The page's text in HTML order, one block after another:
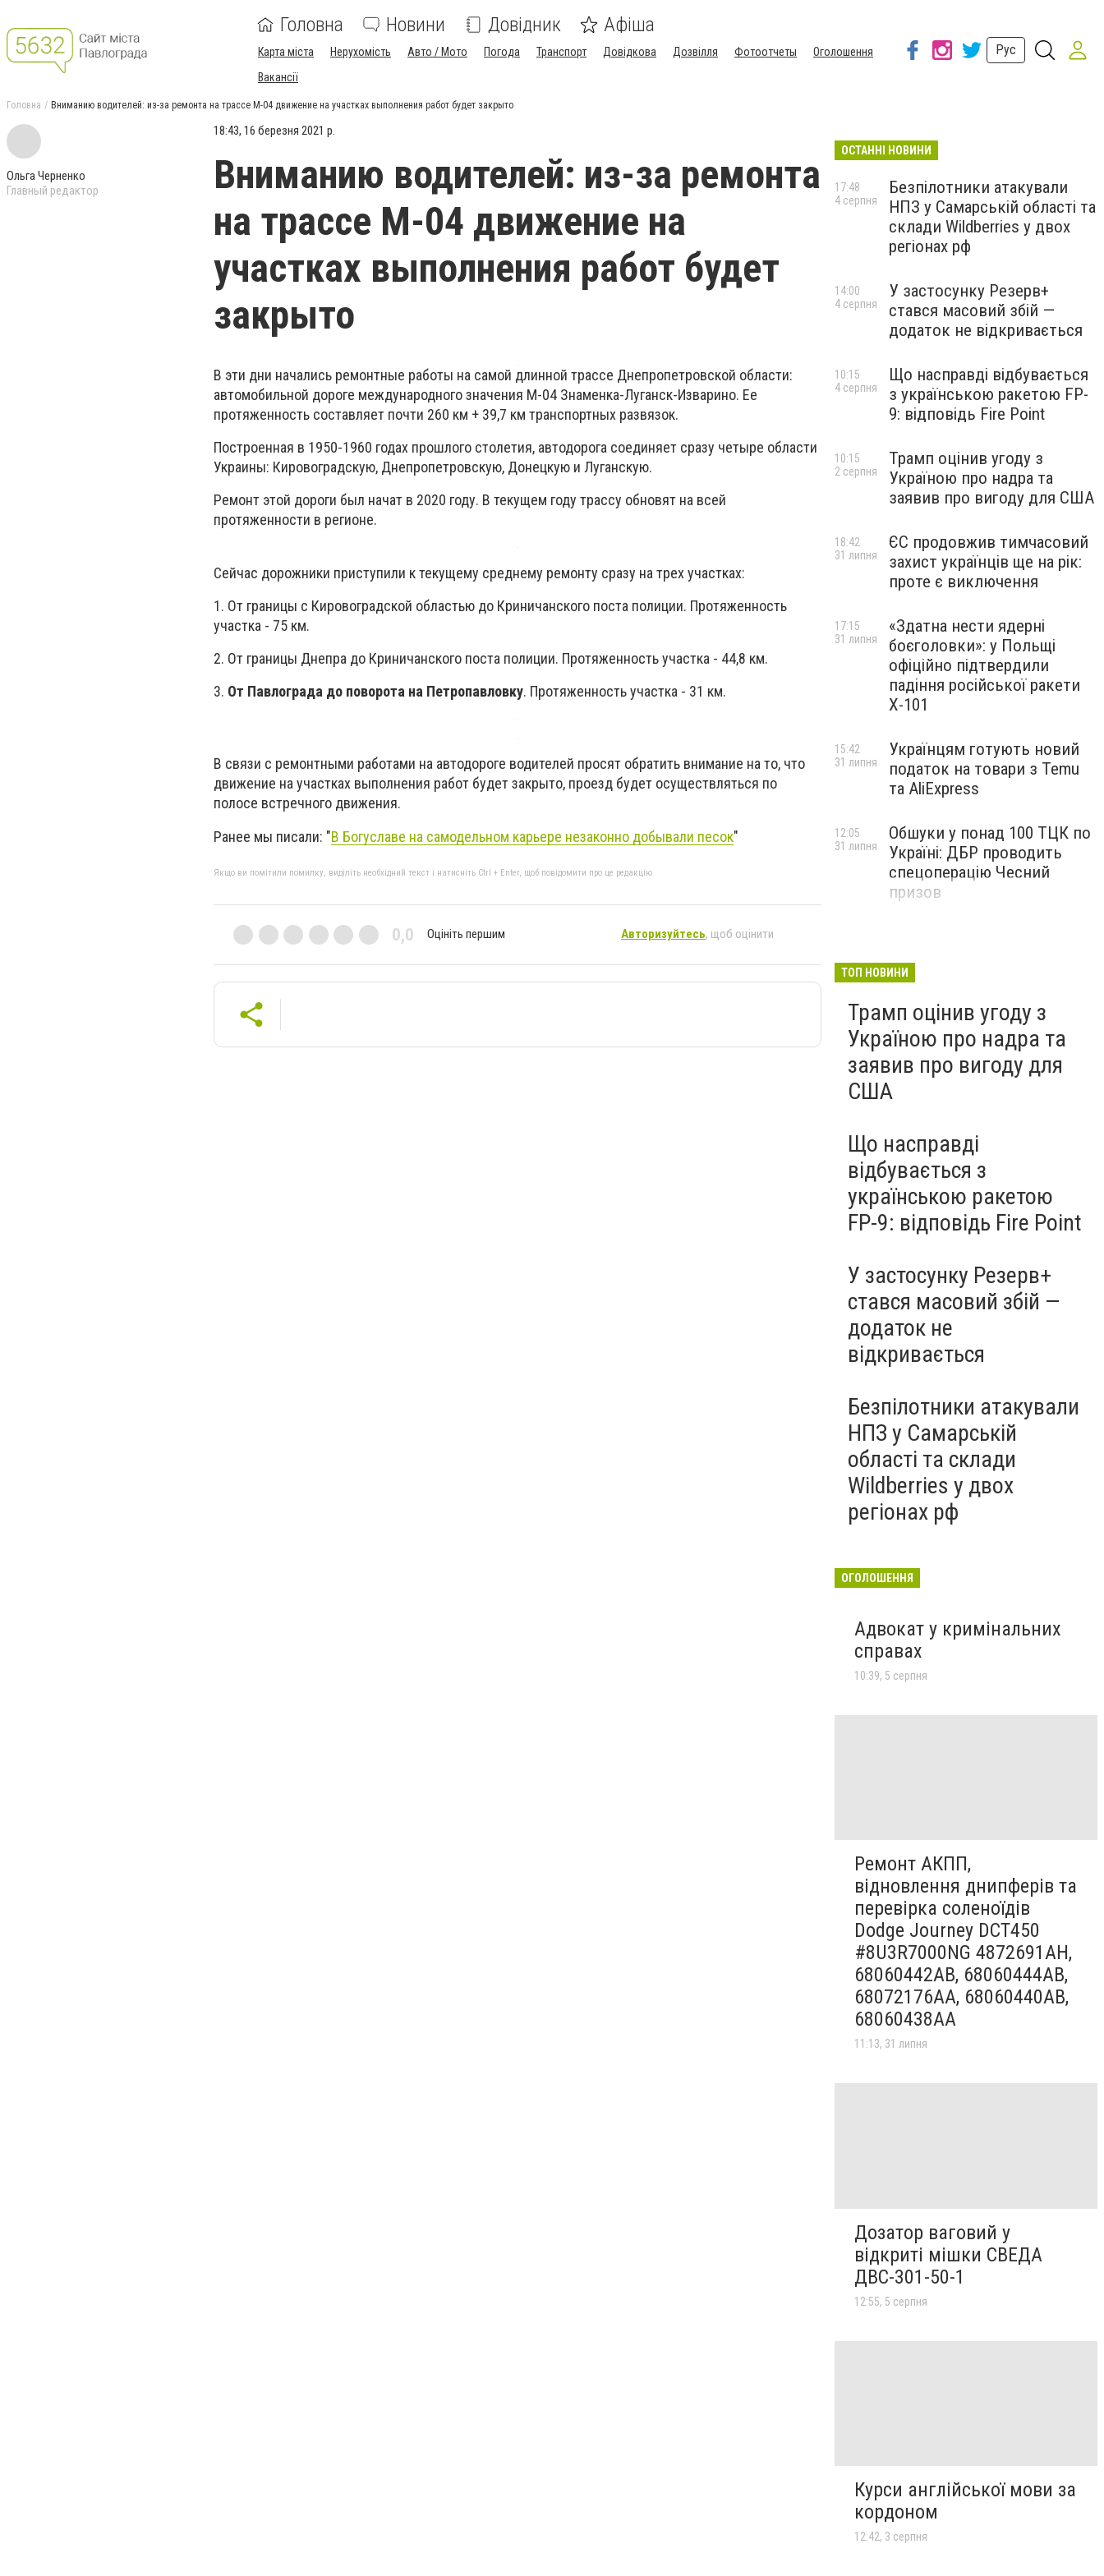
Головна Новини Довідник Афіша
Карта міста Нерухомість Авто / Мото Погода Транспорт Довідкова Дозвілля Фотоотчеты
Оголошення
Вакансії
Рус
Головна Вниманию водителей: из-за ремонта на трассе М-04 движение на участках выполнения работ будет закрыто
Ольга Черненко
Главный редактор
18:43, 16 березня 2021 р.
Вниманию водителей: из-за ремонта
на трассе М-04 движение на
участках выполнения работ будет
закрыто
В эти дни начались ремонтные работы на самой длинной трассе Днепропетровской области:
автомобильной дороге международного значения М-04 Знаменка-Луганск-Изварино. Ее
протяженность составляет почти 260 км + 39,7 км транспортных развязок.
Построенная в 1950-1960 годах прошлого столетия, автодорога соединяет сразу четыре области
Украины: Кировоградскую, Днепропетровскую, Донецкую и Луганскую.
Ремонт этой дороги был начат в 2020 году. В текущем году трассу обновят на всей
протяженности в регионе.
Сейчас дорожники приступили к текущему среднему ремонту сразу на трех участках:
1. От границы с Кировоградской областью до Криничанского поста полиции. Протяженность
участка - 75 км.
2. От границы Днепра до Криничанского поста полиции. Протяженность участка - 44,8 км.
3. От Павлограда до поворота на Петропавловку. Протяженность участка - 31 км.
В связи с ремонтными работами на автодороге водителей просят обратить внимание на то, что
движение на участках выполнения работ будет закрыто, проезд будет осуществляться по
полосе встречного движения.
Ранее мы писали: "В Богуславе на самодельном карьере незаконно добывали песок"
Якщо ви помітили помилку, виділіть необхідний текст і натисніть Ctrl + Enter, щоб повідомити про це редакцію
0,0 Оцініть першим Авторизуйтесь, щоб оцінити
ОСТАННІ НОВИНИ
Безпілотники атакували
НПЗ у Самарській області та
склади Wildberries у двох
регіонах рф
17:48
4 серпня
У застосунку Резерв+
стався масовий збій —
додаток не відкривається
14:00
4 серпня
Що насправді відбувається
з українською ракетою FP-
9: відповідь Fire Point
10:15
4 серпня
Трамп оцінив угоду з
Україною про надра та
заявив про вигоду для США
10:15
2 серпня
ЄС продовжив тимчасовий
захист українців ще на рік:
проте є виключення
18:42
31 липня
«Здатна нести ядерні
боєголовки»: у Польщі
офіційно підтвердили
падіння російської ракети
Х-101
17:15
31 липня
Українцям готують новий
податок на товари з Temu
та AliExpress
15:42
31 липня
Обшуки у понад 100 ТЦК по
Україні: ДБР проводить
спецоперацію Чесний
призов
12:05
31 липня
ТОП НОВИНИ
Трамп оцінив угоду з
Україною про надра та
заявив про вигоду для
США
Що насправді
відбувається з
українською ракетою
FP-9: відповідь Fire Point
У застосунку Резерв+
стався масовий збій —
додаток не
відкривається
Безпілотники атакували
НПЗ у Самарській
області та склади
Wildberries у двох
регіонах рф
ОГОЛОШЕННЯ
Адвокат у кримінальних
справах
10:39, 5 серпня
Ремонт АКПП,
відновлення днипферів та
перевірка соленоїдів
Dodge Journey DCT450
#8U3R7000NG 4872691AH,
68060442AB, 68060444AB,
68072176AA, 68060440AB,
68060438AA
11:13, 31 липня
Дозатор ваговий у
відкриті мішки СВЕДА
ДВС-301-50-1
12:55, 5 серпня
Курси англійської мови за
кордоном
12:42, 3 серпня